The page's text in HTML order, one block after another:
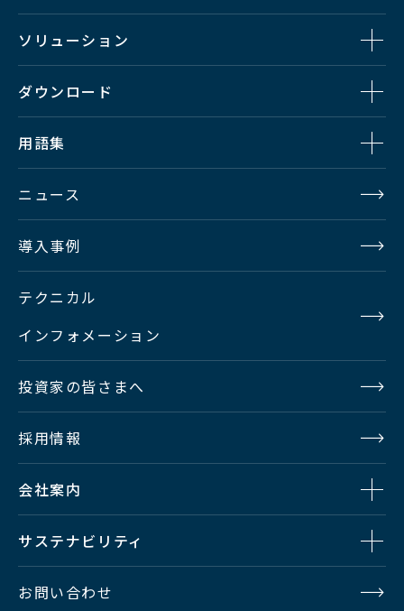
ソリューション
ダウンロード
用語集
ニュース
導入事例
テクニカル
インフォメーション
投資家の皆さまへ
採用情報
会社案内
サステナビリティ
お問い合わせ